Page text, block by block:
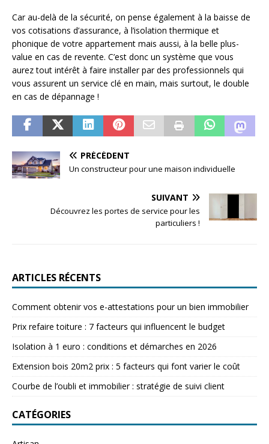
Car au-delà de la sécurité, on pense également à la baisse de
vos cotisations d’assurance, à l’isolation thermique et
phonique de votre appartement mais aussi, à la belle plus-
value en cas de revente. C’est donc un système que vous
aurez tout intérêt à faire installer par des professionnels qui
vous assurent un service clé en main, mais surtout, le double
en cas de dépannage !
PRÉCÉDENT
Un constructeur pour une maison individuelle
SUIVANT
Découvrez les portes de service pour les
particuliers !
ARTICLES RÉCENTS
Comment obtenir vos e-attestations pour un bien immobilier
Prix refaire toiture : 7 facteurs qui influencent le budget
Isolation à 1 euro : conditions et démarches en 2026
Extension bois 20m2 prix : 5 facteurs qui font varier le coût
Courbe de l’oubli et immobilier : stratégie de suivi client
CATÉGORIES